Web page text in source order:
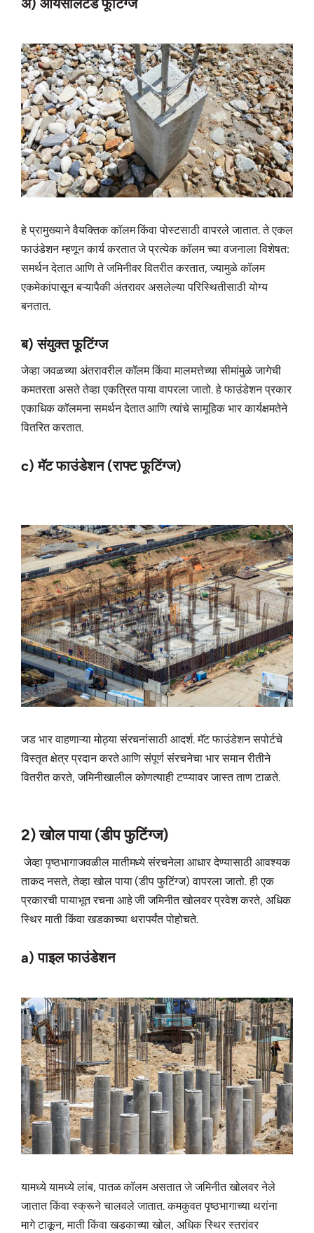
अ) आयसोलेटेड फूटिंग्ज
हे प्रामुख्याने वैयक्तिक कॉलम किंवा पोस्टसाठी वापरले जातात. ते एकल
फाउंडेशन म्हणून कार्य करतात जे प्रत्येक कॉलम च्या वजनाला विशेषत:
समर्थन देतात आणि ते जमिनीवर वितरीत करतात, ज्यामुळे कॉलम
एकमेकांपासून बऱ्यापैकी अंतरावर असलेल्या परिस्थितीसाठी योग्य
बनतात.
ब) संयुक्त फूटिंग्ज
जेव्हा जवळच्या अंतरावरील कॉलम किंवा मालमत्तेच्या सीमांमुळे जागेची
कमतरता असते तेव्हा एकत्रित पाया वापरला जातो. हे फाउंडेशन प्रकार
एकाधिक कॉलमना समर्थन देतात आणि त्यांचे सामूहिक भार कार्यक्षमतेने
वितरित करतात.
c) मॅट फाउंडेशन (राफ्ट फूटिंग्ज)
जड भार वाहणाऱ्या मोठ्या संरचनांसाठी आदर्श. मॅट फाउंडेशन सपोर्टचे
विस्तृत क्षेत्र प्रदान करते आणि संपूर्ण संरचनेचा भार समान रीतीने
वितरीत करते, जमिनीखालील कोणत्याही टप्प्यावर जास्त ताण टाळते.
2) खोल पाया (डीप फुटिंग्ज)
जेव्हा पृष्ठभागाजवळील मातीमध्ये संरचनेला आधार देण्यासाठी आवश्यक
ताकद नसते, तेव्हा खोल पाया (डीप फुटिंग्ज) वापरला जातो. ही एक
प्रकारची पायाभूत रचना आहे जी जमिनीत खोलवर प्रवेश करते, अधिक
स्थिर माती किंवा खडकाच्या थरापर्यंत पोहोचते.
a) पाइल फाउंडेशन
यामध्ये यामध्ये लांब, पातळ कॉलम असतात जे जमिनीत खोलवर नेले
जातात किंवा स्क्रूने चालवले जातात. कमकुवत पृष्ठभागाच्या थरांना
मागे टाकून, माती किंवा खडकाच्या खोल, अधिक स्थिर स्तरांवर